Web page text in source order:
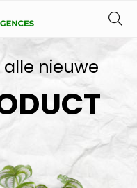
nieuwe